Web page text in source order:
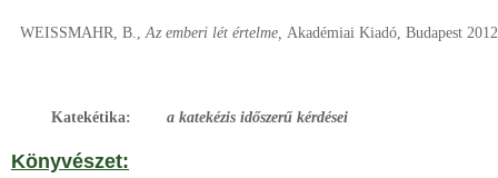
WEISSMAHR, B., Az emberi lét értelme, Akadémiai Kiadó, Budapest
Katekétika:a katekézis időszerű kérdései
Könyvészet: